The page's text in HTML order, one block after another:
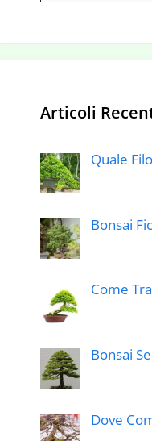
Articoli
Quale
Bonsai
Come
Bonsai
Dove